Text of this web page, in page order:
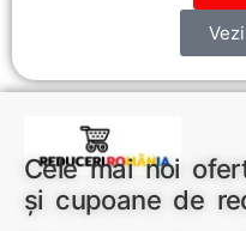
Cele mai noi
și cupoane de